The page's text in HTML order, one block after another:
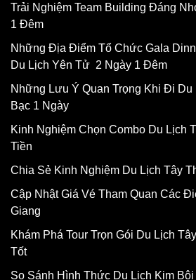
Trải Nghiệm Team Building Đáng
1 Đêm
Những Địa Điểm Tổ Chức Gala
Du Lịch Yên Tử 2 Ngày 1 Đêm
Những Lưu Ý Quan Trọng Khi Đi
Bạc 1 Ngày
Kinh Nghiệm Chọn Combo Du Lịch
Tiền
Chia Sẻ Kinh Nghiệm Du Lịch Tây
Cập Nhật Giá Vé Tham Quan Các
Giang
Khám Phá Tour Trọn Gói Du Lịch
Tốt
So Sánh Hình Thức Du Lịch Kim